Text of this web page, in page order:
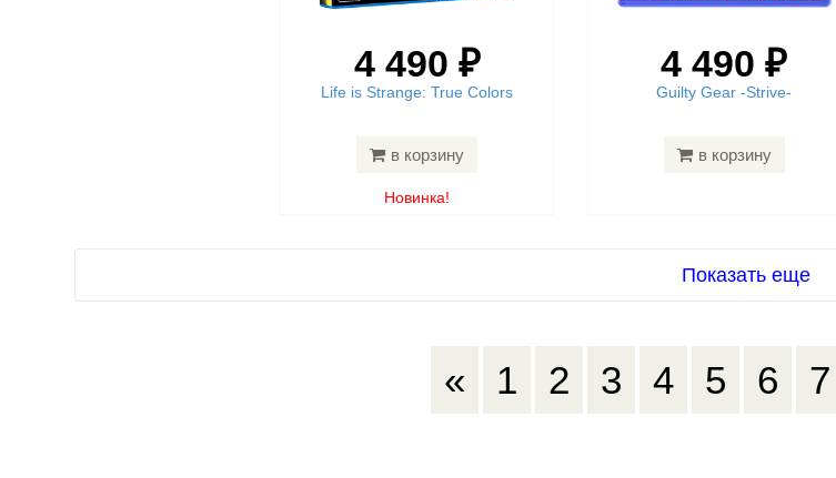
4 490 ₽
Life is Strange: True Colors
в корзину
Новинка!
4 490 ₽
Guilty Gear -Strive-
в корзину
Показать еще
« 1 2 3 4 5 6 7